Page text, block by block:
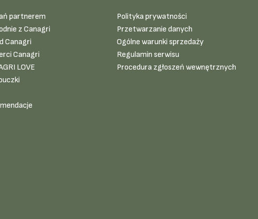
partnerem
z Canagri
Canagri
Canagri
LOVE
Polityka prywatności
Przetwarzanie danych
Ogólne warunki sprzedaży
Regulamin serwisu
Procedura zgłoszeń wewnętrznych